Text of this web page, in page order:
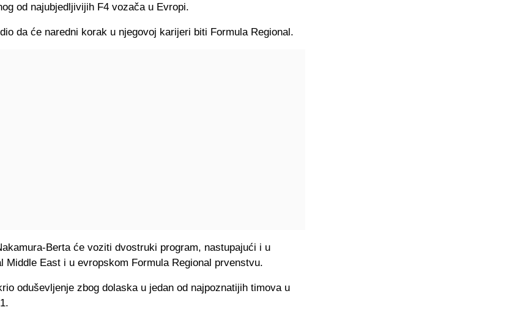
od najubjedljivijih F4 vozača u Evropi.
da će naredni korak u njegovoj karijeri biti Formula Regional.
Berta će voziti dvostruki program, nastupajući i u
Middle East i u evropskom Formula Regional prvenstvu.
oduševljenje zbog dolaska u jedan od najpoznatijih timova u